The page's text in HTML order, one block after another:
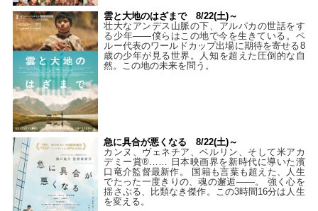
雲と大地のはざまで 8/22(土)～
壮大なアンデス山脈の下、アルパカの世話をす
る少年――僕らはこの地で今を生きている。ペ
ルー代表のワールドカップ出場に期待を寄せる8
歳の少年が見る世界。人知を超えた圧倒的な自
然。この地の未来を問う。
急に具合が悪くなる 8/22(土)～
カンヌ、ヴェネチア、ベルリン、そして米アカ
デミー賞®…… 日本映画界を新時代に導いた濱
口竜介監督最新作。 国籍も言葉も超えた、人生
でたった一度きりの、魂の邂逅――。 強く心を
揺さぶる、比類なき傑作。この3時間16分は人生
を変える。